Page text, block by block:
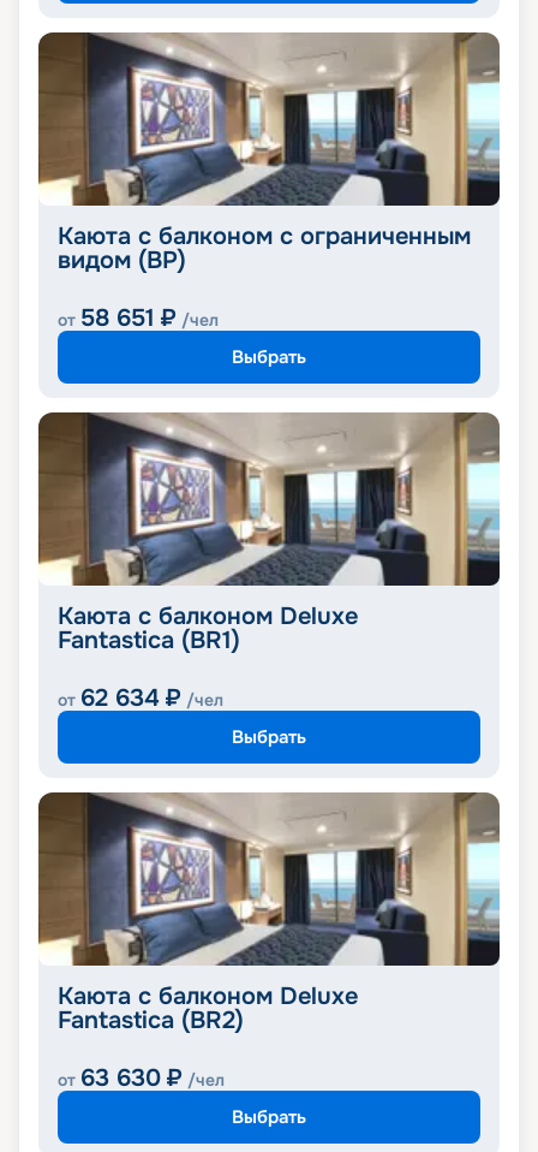
Каюта с балконом с ограниченным
видом (BP)
от 58 651 ₽ /чел
Выбрать
Каюта с балконом Deluxe
Fantastica (BR1)
от 62 634 ₽ /чел
Выбрать
Каюта с балконом Deluxe
Fantastica (BR2)
от 63 630 ₽ /чел
Выбрать